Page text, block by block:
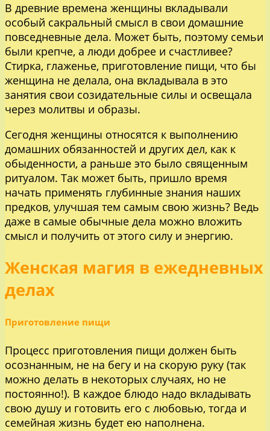
В древние времена женщины вкладывали
особый сакральный смысл в свои домашние
повседневные дела. Может быть, поэтому семьи
были крепче, а люди добрее и счастливее?
Стирка, глаженье, приготовление пищи, что бы
женщина не делала, она вкладывала в это
занятия свои созидательные силы и освещала
через молитвы и образы.
Сегодня женщины относятся к выполнению
домашних обязанностей и других дел, как к
обыденности, а раньше это было священным
ритуалом. Так может быть, пришло время
начать применять глубинные знания наших
предков, улучшая тем самым свою жизнь? Ведь
даже в самые обычные дела можно вложить
смысл и получить от этого силу и энергию.
Женская магия в ежедневных
делах
Приготовление пищи
Процесс приготовления пищи должен быть
осознанным, не на бегу и на скорую руку (так
можно делать в некоторых случаях, но не
постоянно!). В каждое блюдо надо вкладывать
свою душу и готовить его с любовью, тогда и
семейная жизнь будет ею наполнена.